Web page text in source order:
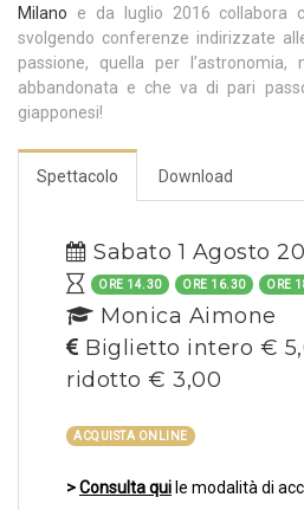
Milano
e da luglio 2016 collabora
svolgendo conferenze indirizzate
passione, quella per
abbandonata e che va di pari
giapponesi!
Spettacolo Download
Sabato 1 Agosto
ORE 14.30 ORE 16.30 ORE
Monica Aimone
Biglietto intero €
ridotto € 3,00
ACQUISTA ONLINE
>Consulta qui le modalità di